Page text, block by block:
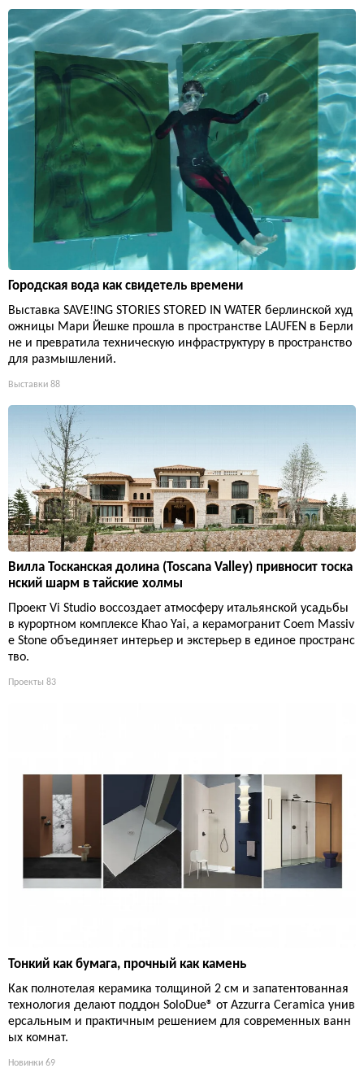
Городская вода как свидетель времени
Выставка SAVE!ING STORIES STORED IN WATER берлинской худ
ожницы Мари Йешке прошла в пространстве LAUFEN в Берли
не и превратила техническую инфраструктуру в пространство
для размышлений.
Выставки 88
Вилла Тосканская долина (Toscana Valley) привносит тоска
нский шарм в тайские холмы
Проект Vi Studio воссоздает атмосферу итальянской усадьбы
в курортном комплексе Khao Yai, а керамогранит Coem Massiv
e Stone объединяет интерьер и экстерьер в единое пространс
тво.
Проекты 83
Тонкий как бумага, прочный как камень
Как полнотелая керамика толщиной 2 см и запатентованная
технология делают поддон SoloDue® от Azzurra Ceramica унив
ерсальным и практичным решением для современных ванн
ых комнат.
Новинки 69